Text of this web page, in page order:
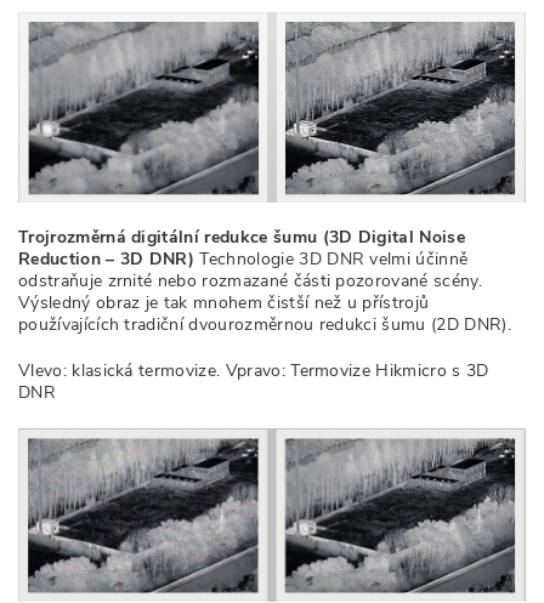
Trojrozměrná digitální redukce šumu (3D Digital Noise
Reduction – 3D DNR) Technologie 3D DNR velmi účinně
odstraňuje zrnité nebo rozmazané části pozorované scény.
Výsledný obraz je tak mnohem čistší než u přístrojů
používajících tradiční dvourozměrnou redukci šumu (2D DNR).
Vlevo: klasická termovize. Vpravo: Termovize Hikmicro s 3D
DNR